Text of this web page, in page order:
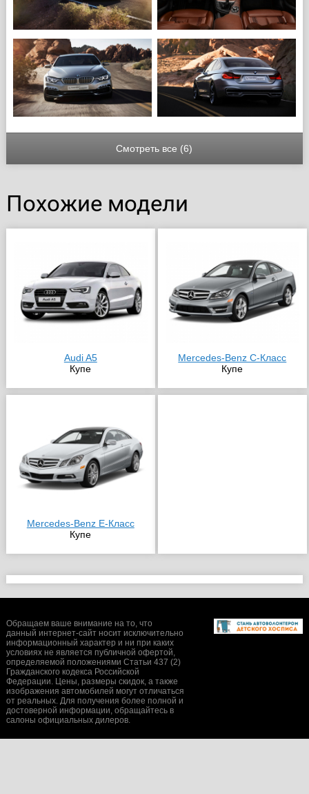
Смотреть все (6)
Похожие модели
Audi A5
Купе
Mercedes-Benz C-Класс
Купе
Mercedes-Benz E-Класс
Купе
Обращаем ваше внимание на то, что
данный интернет-сайт носит исключительно
информационный характер и ни при каких
условиях не является публичной офертой,
определяемой положениями Статьи 437 (2)
Гражданского кодекса Российской
Федерации. Цены, размеры скидок, а также
изображения автомобилей могут отличаться
от реальных. Для получения более полной и
достоверной информации, обращайтесь в
салоны официальных дилеров.